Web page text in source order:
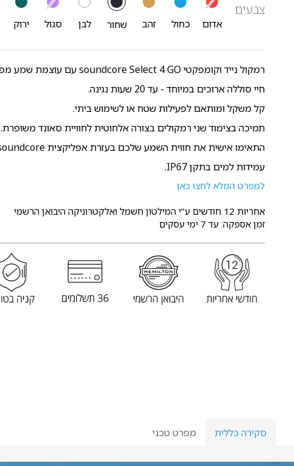
צבעים
אדום כחול זהב שחור לבן סגול ירוק
רמקול נייד וקומפקטי soundcore Select 4 GO עם עוצמת שמע מפתיעה.
חיי סוללה ארוכים במיוחד - עד 20 שעות נגינה.
קל משקל ומותאם לפעילות שטח או לשימוש ביתי.
תמיכה בצימוד שני רמקולים בצורה אלחוטית לחוויית סאונד משופרת.
התאימו אישית את חווית השמע שלכם בעזרת אפליקצית soundcore.
עמידות למים בתקן IP67.
למפרט המלא לחצו כאן
אחריות 12 חודשים
ע"י המילטון חשמל ואלקטרוניקה היבואן הרשמי
זמן אספקה: עד 7 ימי עסקים
סקירה כללית מפרט טכני